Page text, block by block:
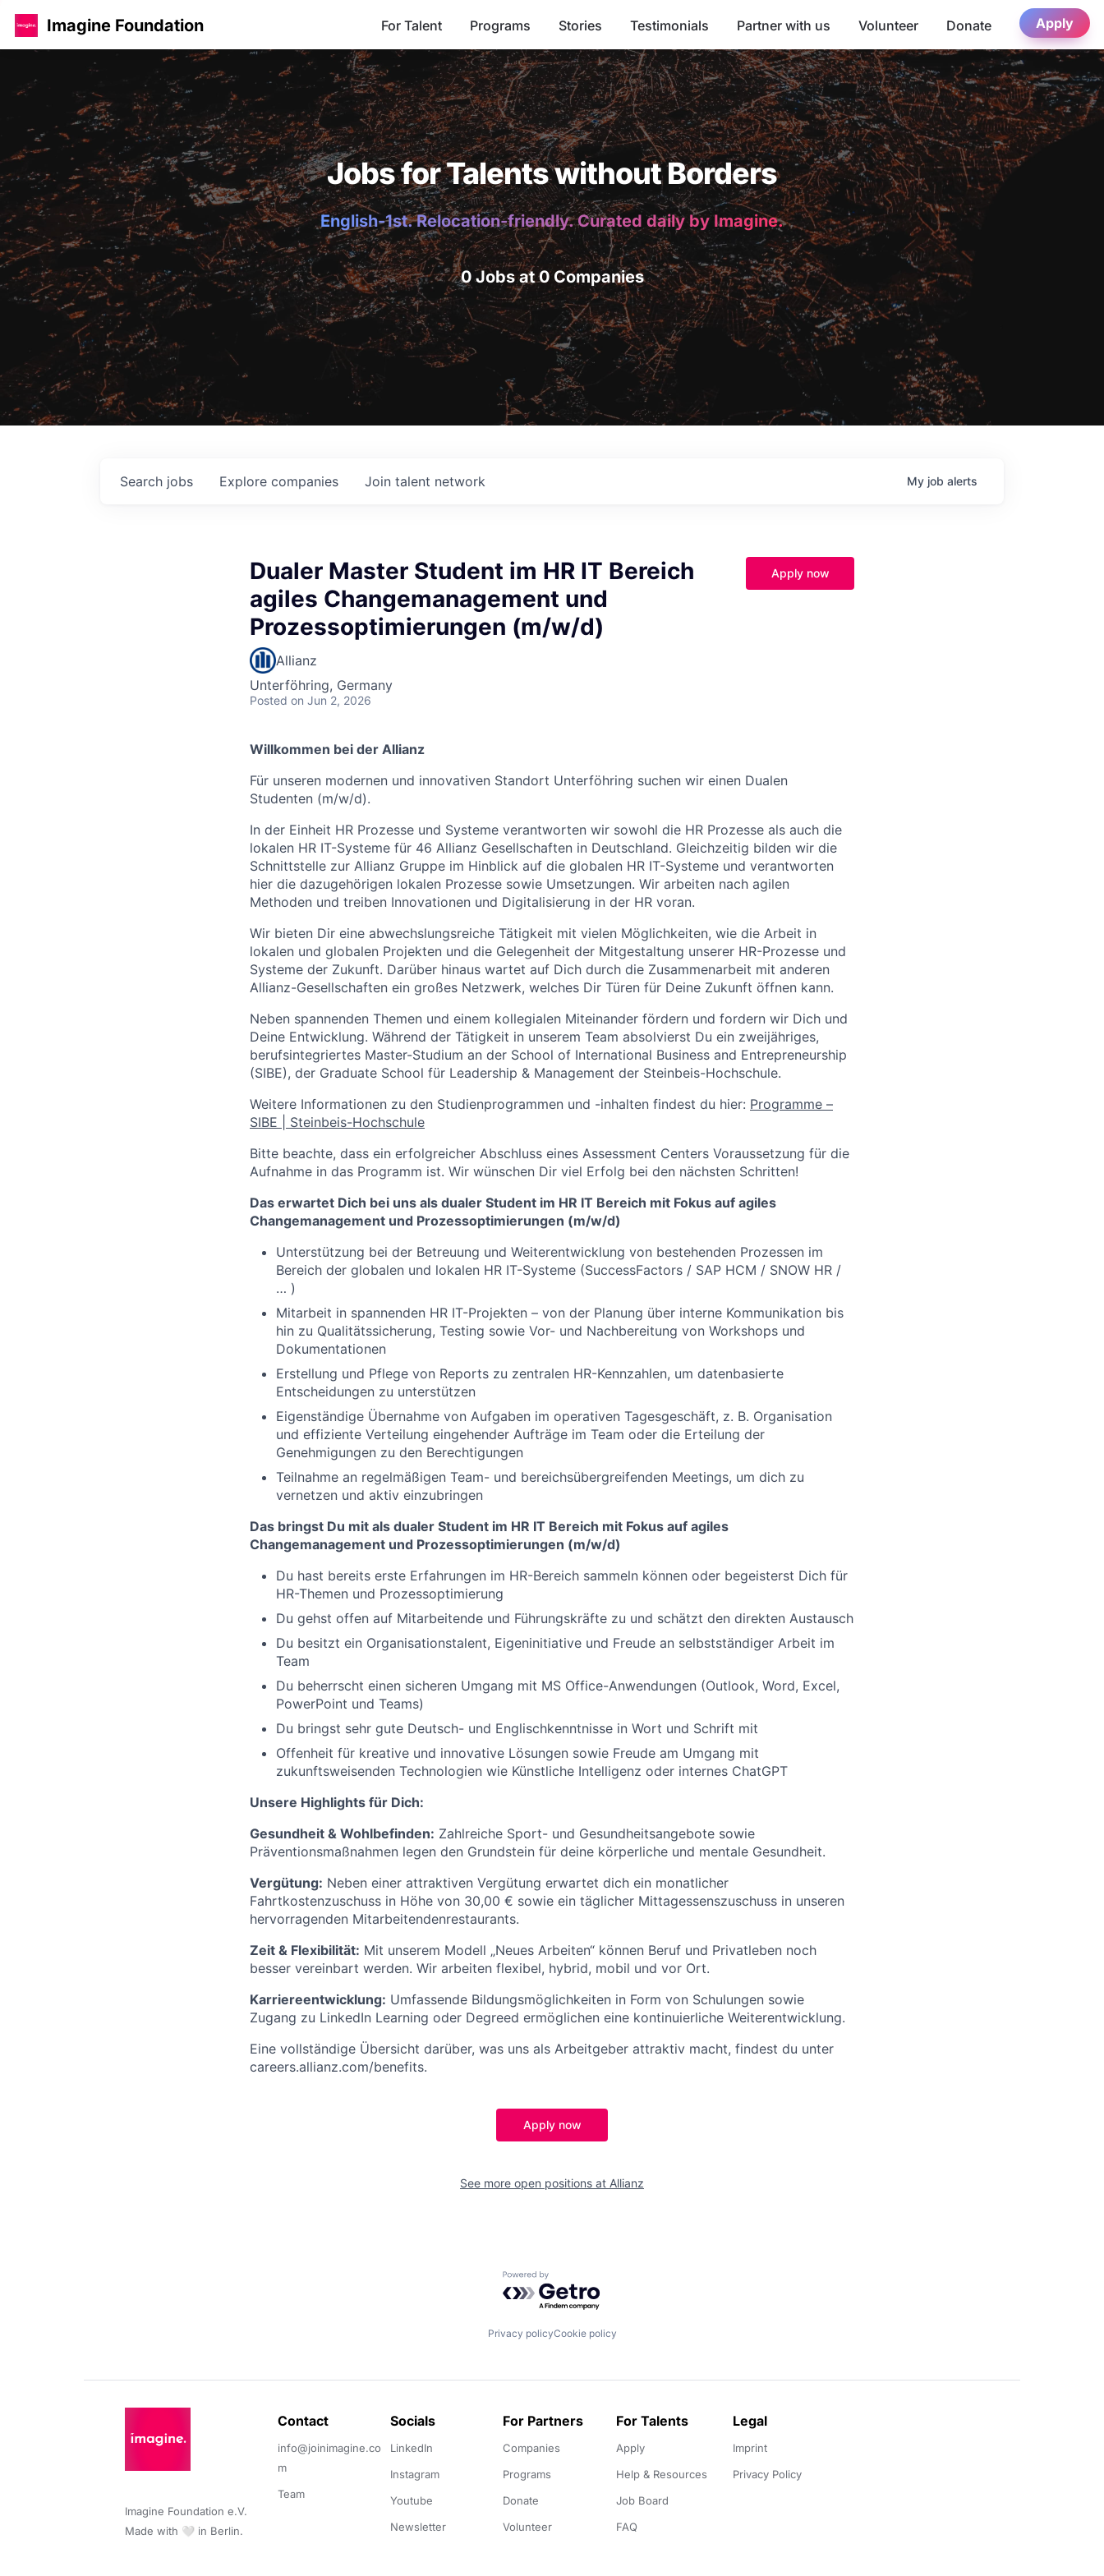
Imagine Foundation For Talent Programs Stories Testimonials Partner with us Volunteer Donate Apply
Jobs for Talents without Borders
English-1st. Relocation-friendly. Curated daily by Imagine.
0 Jobs at 0 Companies
Search jobs Explore companies Join talent network My job alerts
Dualer Master Student im HR IT Bereich
agiles Changemanagement und
Prozessoptimierungen (m/w/d)
Allianz
Unterföhring, Germany
Posted on Jun 2, 2026
Apply now
Willkommen bei der Allianz
Für unseren modernen und innovativen Standort Unterföhring suchen wir einen Dualen
Studenten (m/w/d).
In der Einheit HR Prozesse und Systeme verantworten wir sowohl die HR Prozesse als auch die
lokalen HR IT-Systeme für 46 Allianz Gesellschaften in Deutschland. Gleichzeitig bilden wir die
Schnittstelle zur Allianz Gruppe im Hinblick auf die globalen HR IT-Systeme und verantworten
hier die dazugehörigen lokalen Prozesse sowie Umsetzungen. Wir arbeiten nach agilen
Methoden und treiben Innovationen und Digitalisierung in der HR voran.
Wir bieten Dir eine abwechslungsreiche Tätigkeit mit vielen Möglichkeiten, wie die Arbeit in
lokalen und globalen Projekten und die Gelegenheit der Mitgestaltung unserer HR-Prozesse und
Systeme der Zukunft. Darüber hinaus wartet auf Dich durch die Zusammenarbeit mit anderen
Allianz-Gesellschaften ein großes Netzwerk, welches Dir Türen für Deine Zukunft öffnen kann.
Neben spannenden Themen und einem kollegialen Miteinander fördern und fordern wir Dich und
Deine Entwicklung. Während der Tätigkeit in unserem Team absolvierst Du ein zweijähriges,
berufsintegriertes Master-Studium an der School of International Business and Entrepreneurship
(SIBE), der Graduate School für Leadership & Management der Steinbeis-Hochschule.
Weitere Informationen zu den Studienprogrammen und -inhalten findest du hier: Programme –
SIBE | Steinbeis-Hochschule
Bitte beachte, dass ein erfolgreicher Abschluss eines Assessment Centers Voraussetzung für die
Aufnahme in das Programm ist. Wir wünschen Dir viel Erfolg bei den nächsten Schritten!
Das erwartet Dich bei uns als dualer Student im HR IT Bereich mit Fokus auf agiles
Changemanagement und Prozessoptimierungen (m/w/d)
Unterstützung bei der Betreuung und Weiterentwicklung von bestehenden Prozessen im
Bereich der globalen und lokalen HR IT-Systeme (SuccessFactors / SAP HCM / SNOW HR /
… )
Mitarbeit in spannenden HR IT-Projekten – von der Planung über interne Kommunikation bis
hin zu Qualitätssicherung, Testing sowie Vor- und Nachbereitung von Workshops und
Dokumentationen
Erstellung und Pflege von Reports zu zentralen HR-Kennzahlen, um datenbasierte
Entscheidungen zu unterstützen
Eigenständige Übernahme von Aufgaben im operativen Tagesgeschäft, z. B. Organisation
und effiziente Verteilung eingehender Aufträge im Team oder die Erteilung der
Genehmigungen zu den Berechtigungen
Teilnahme an regelmäßigen Team- und bereichsübergreifenden Meetings, um dich zu
vernetzen und aktiv einzubringen
Das bringst Du mit als dualer Student im HR IT Bereich mit Fokus auf agiles
Changemanagement und Prozessoptimierungen (m/w/d)
Du hast bereits erste Erfahrungen im HR-Bereich sammeln können oder begeisterst Dich für
HR-Themen und Prozessoptimierung
Du gehst offen auf Mitarbeitende und Führungskräfte zu und schätzt den direkten Austausch
Du besitzt ein Organisationstalent, Eigeninitiative und Freude an selbstständiger Arbeit im
Team
Du beherrscht einen sicheren Umgang mit MS Office-Anwendungen (Outlook, Word, Excel,
PowerPoint und Teams)
Du bringst sehr gute Deutsch- und Englischkenntnisse in Wort und Schrift mit
Offenheit für kreative und innovative Lösungen sowie Freude am Umgang mit
zukunftsweisenden Technologien wie Künstliche Intelligenz oder internes ChatGPT
Unsere Highlights für Dich:
Gesundheit & Wohlbefinden: Zahlreiche Sport- und Gesundheitsangebote sowie
Präventionsmaßnahmen legen den Grundstein für deine körperliche und mentale Gesundheit.
Vergütung: Neben einer attraktiven Vergütung erwartet dich ein monatlicher
Fahrtkostenzuschuss in Höhe von 30,00 € sowie ein täglicher Mittagessenszuschuss in unseren
hervorragenden Mitarbeitendenrestaurants.
Zeit & Flexibilität: Mit unserem Modell „Neues Arbeiten“ können Beruf und Privatleben noch
besser vereinbart werden. Wir arbeiten flexibel, hybrid, mobil und vor Ort.
Karriereentwicklung: Umfassende Bildungsmöglichkeiten in Form von Schulungen sowie
Zugang zu LinkedIn Learning oder Degreed ermöglichen eine kontinuierliche Weiterentwicklung.
Eine vollständige Übersicht darüber, was uns als Arbeitgeber attraktiv macht, findest du unter
careers.allianz.com/benefits.
Apply now
See more open positions at Allianz
Powered by Getro.com
Privacy policyCookie policy
Imagine Foundation e.V.
Made with 🤍 in Berlin.
Contact
info@joinimagine.co
m
Team
Socials
LinkedIn
Instagram
Youtube
Newsletter
For Partners
Companies
Programs
Donate
Volunteer
For Talents
Apply
Help & Resources
Job Board
FAQ
Legal
Imprint
Privacy Policy